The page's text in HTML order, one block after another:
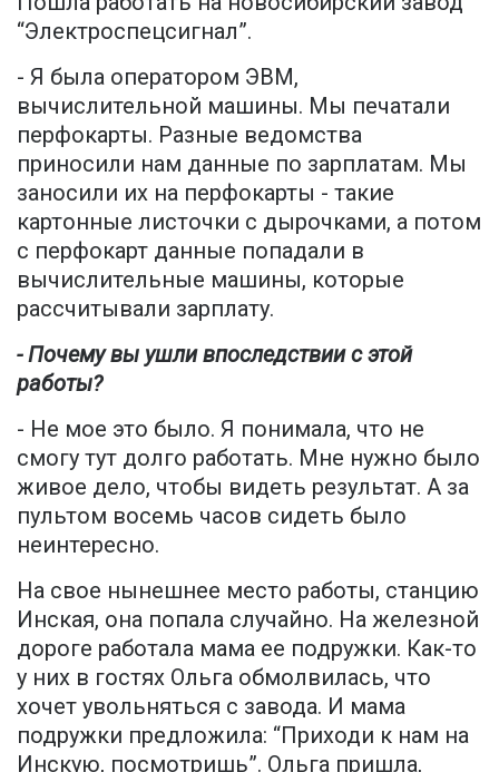
“Электроспецсигнал”.
- Я была оператором ЭВМ,
вычислительной машины. Мы печатали
перфокарты. Разные ведомства
приносили нам данные по зарплатам. Мы
заносили их на перфокарты - такие
картонные листочки с дырочками, а потом
с перфокарт данные попадали в
вычислительные машины, которые
рассчитывали зарплату.
- Почему вы ушли впоследствии с этой
работы?
- Не мое это было. Я понимала, что не
смогу тут долго работать. Мне нужно было
живое дело, чтобы видеть результат. А за
пультом восемь часов сидеть было
неинтересно.
На свое нынешнее место работы, станцию
Инская, она попала случайно. На железной
дороге работала мама ее подружки. Как-то
у них в гостях Ольга обмолвилась, что
хочет увольняться с завода. И мама
подружки предложила: “Приходи к нам на
Инскую, посмотришь”. Ольга пришла,